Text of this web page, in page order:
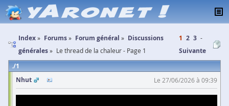
Index Forums Forum général
Discussions
générales
Le thread de la chaleur - Page 1
1 2 3
Suivante
1
Nhut
Le 27/06/2026 à 09:39